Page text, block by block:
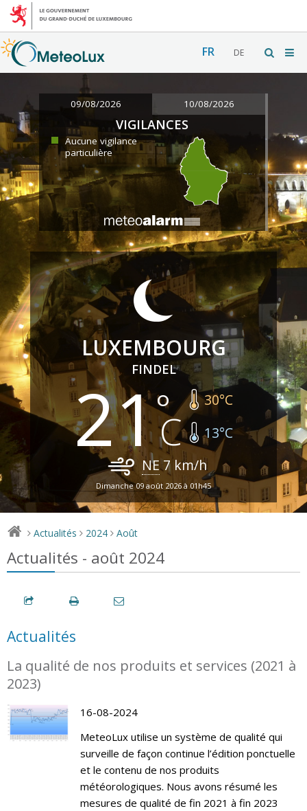
FR DE
09/08/2026 10/08/2026
VIGILANCES
Aucune vigilance
particulière
LUXEMBOURG
FINDEL
21 30°C
13°C
NE7 km/h
Dimanche 09 août 2026 à 01h45
> Actualités > 2024 > Août
Actualités - août 2024
Actualités
La qualité de nos produits et services (2021 à
2023)
16-08-2024
MeteoLux utilise un système de qualité qui
surveille de façon continue l’édition ponctuelle
et le contenu de nos produits
météorologiques. Nous avons résumé les
mesures de qualité de fin 2021 à fin 2023